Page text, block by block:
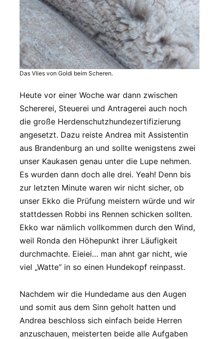
Das Vlies von Goldi beim Scheren.
Heute vor einer Woche war dann zwischen
Schererei, Steuerei und Antragerei auch noch
die große Herdenschutzhundezertifizierung
angesetzt. Dazu reiste Andrea mit Assistentin
aus Brandenburg an und sollte wenigstens zwei
unser Kaukasen genau unter die Lupe nehmen.
Es wurden dann doch alle drei. Yeah! Denn bis
zur letzten Minute waren wir nicht sicher, ob
unser Ekko die Prüfung meistern würde und wir
stattdessen Robbi ins Rennen schicken sollten.
Ekko war nämlich vollkommen durch den Wind,
weil Ronda den Höhepunkt ihrer Läufigkeit
durchmachte. Eieiei… man ahnt gar nicht, wie
viel „Watte“ in so einen Hundekopf reinpasst.
Nachdem wir die Hundedame aus den Augen
und somit aus dem Sinn geholt hatten und
Andrea beschloss sich einfach beide Herren
anzuschauen, meisterten beide alle Aufgaben